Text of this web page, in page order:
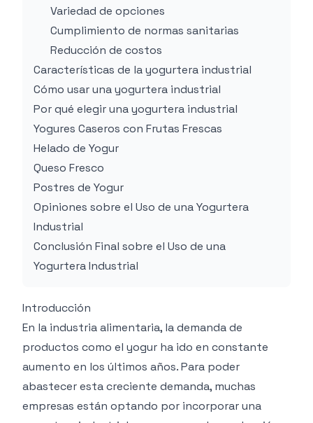
Variedad de opciones
Cumplimiento de normas sanitarias
Reducción de costos
Características de la yogurtera industrial
Cómo usar una yogurtera industrial
Por qué elegir una yogurtera industrial
Yogures Caseros con Frutas Frescas
Helado de Yogur
Queso Fresco
Postres de Yogur
Opiniones sobre el Uso de una Yogurtera
Industrial
Conclusión Final sobre el Uso de una
Yogurtera Industrial
Introducción
En la industria alimentaria, la demanda de
productos como el yogur ha ido en constante
aumento en los últimos años. Para poder
abastecer esta creciente demanda, muchas
empresas están optando por incorporar una